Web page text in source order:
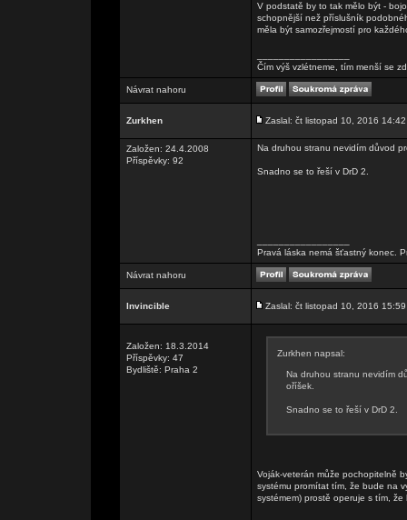
V podstatě by to tak mělo být -
schopnější než příslušník
měla být samozřejmostí pro
Čím výš vzlétneme, tím menší se
Návrat nahoru
Zurkhen Zaslal: čt listopad 10, 2016 14:42
Založen: 24.4.2008
Příspěvky: 92
Na druhou stranu nevidím důvod
Snadno se to řeší v DrD 2.
Pravá láska nemá šťastný konec.
Návrat nahoru
Invincible Zaslal: čt listopad 10, 2016 15:59
Založen: 18.3.2014
Příspěvky: 47
Bydliště: Praha 2
Zurkhen napsal:
Na druhou stranu nevidím
oříšek.
Snadno se to řeší v DrD 2.
Voják-veterán může pochopitelně
systému promítat tím, že bude na
systémem) prostě operuje s tím,